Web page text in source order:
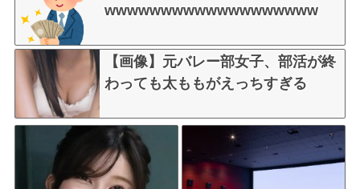
wwwwwwwwwwwwwwwwwww
【画像】元バレー部女子、部活が終
わっても太ももがえっちすぎる